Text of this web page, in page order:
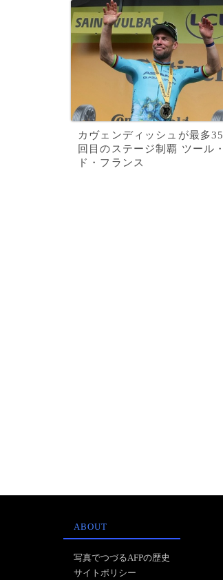
カヴェンディッシュが最多35
回目のステージ制覇 ツール・
ド・フランス
ABOUT
写真でつづるAFPの歴史
サイトポリシー